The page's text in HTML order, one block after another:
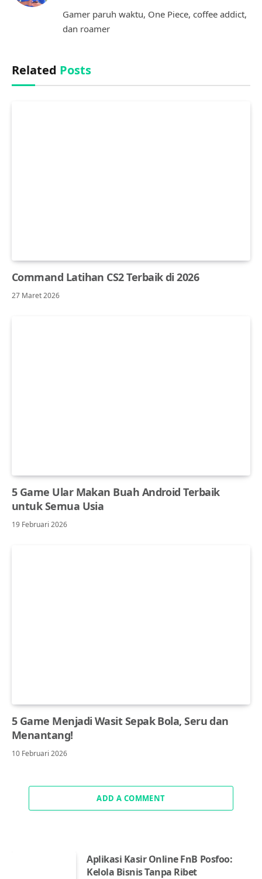
Gamer paruh waktu, One Piece, coffee addict,
dan roamer
Related Posts
Command Latihan CS2 Terbaik di 2026
27 Maret 2026
5 Game Ular Makan Buah Android Terbaik
untuk Semua Usia
19 Februari 2026
5 Game Menjadi Wasit Sepak Bola, Seru dan
Menantang!
10 Februari 2026
ADD A COMMENT
Aplikasi Kasir Online FnB Posfoo:
Kelola Bisnis Tanpa Ribet